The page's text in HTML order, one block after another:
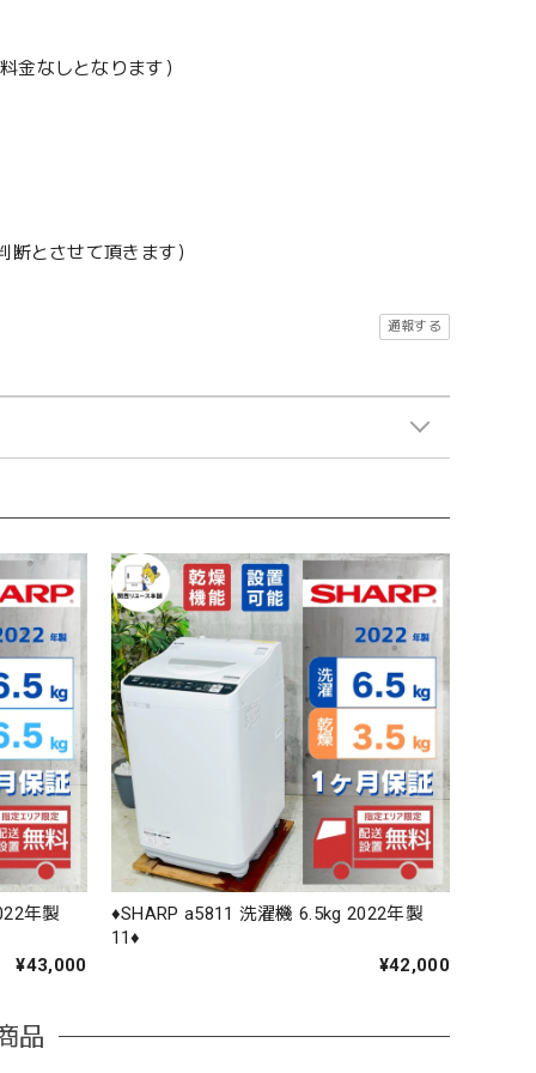
金なしとなります）
とさせて頂きます）
通報する
年製
¥43,000
♦️SHARP a5811 洗濯機 6.5kg 2022年製
11♦️
¥42,000
品